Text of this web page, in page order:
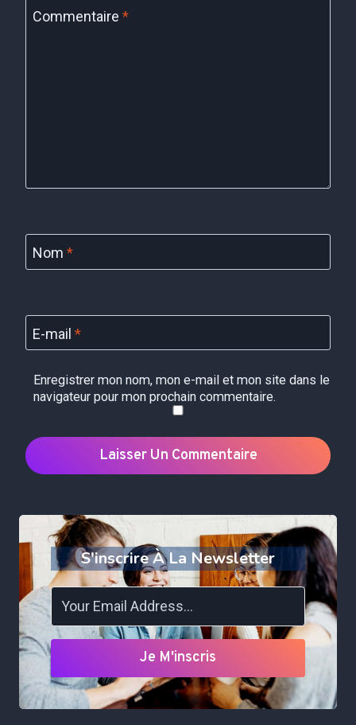
Commentaire *
Nom *
E-mail *
Enregistrer mon nom, mon e-mail et mon site dans le
navigateur pour mon prochain commentaire.
S'inscrire À La Newsletter
Je M'inscris